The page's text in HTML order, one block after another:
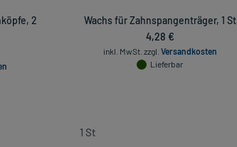
2
Wachs für Zahnspangenträger, 1 St
4,28 €
inkl. MwSt. zzgl. Versandkosten
Lieferbar